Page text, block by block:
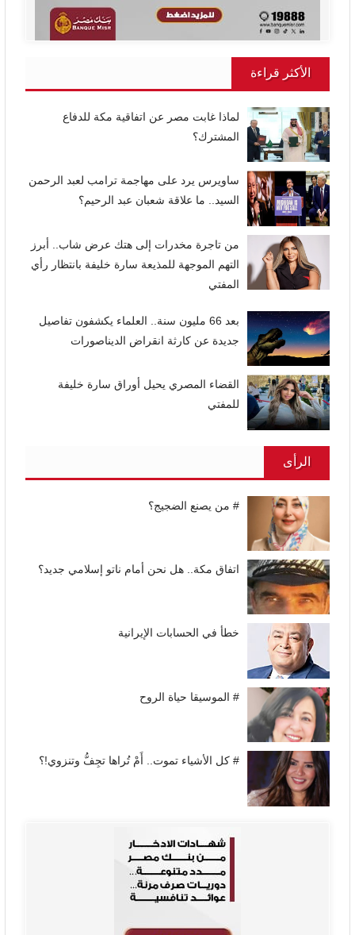
الأكثر قراءة
لماذا غابت مصر عن اتفاقية مكة للدفاع
المشترك؟
ساويرس يرد على مهاجمة ترامب لعبد الرحمن
السيد.. ما علاقة شعبان عبد الرحيم؟
من تاجرة مخدرات إلى هتك عرض شاب.. أبرز
التهم الموجهة للمذيعة سارة خليفة بانتظار رأي
المفتي
بعد 66 مليون سنة.. العلماء يكشفون تفاصيل
جديدة عن كارثة انقراض الديناصورات
القضاء المصري يحيل أوراق سارة خليفة
للمفتي
الرأى
# من يصنع الضجيج؟
اتفاق مكة.. هل نحن أمام ناتو إسلامي جديد؟
خطأ في الحسابات الإيرانية
# الموسيقا حياة الروح
# كل الأشياء تموت.. أَمْ تُراها تجِفُّ وتنزوي!؟